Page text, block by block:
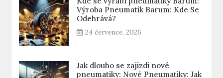
Výroba Pneumatik Barum: Kde Se
Odehrává?
24 července, 2026
Jak dlouho se zajizdi nové
pneumatiky: Nové Pneumatiky: Jak